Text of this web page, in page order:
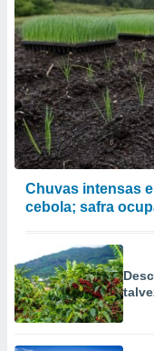
Chuvas intensas
cebola; safra